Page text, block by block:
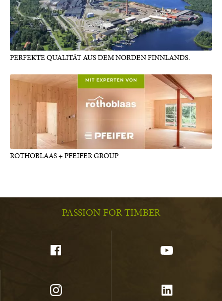
PERFEKTE QUALITÄT AUS DEM NORDEN FINNLANDS.
ROTHOBLAAS + PFEIFER GROUP
PASSION FOR TIMBER